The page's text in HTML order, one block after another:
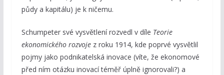
půdy a kapitálu) je k ničemu.
Schumpeter své vysvětlení rozvedl v díle Teorie
ekonomického rozvojez roku 1914, kde poprvé vysvětlil
pojmy jako podnikatelská inovace (víte, že ekonomové
před ním otázku inovací téměř úplně ignorovali?) a